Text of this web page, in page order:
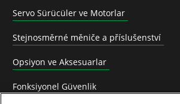
Servo Sürücüler ve Motorlar
Stejnosměrné měniče a příslušenství
Opsiyon ve Aksesuarlar
Fonksiyonel Güvenlik